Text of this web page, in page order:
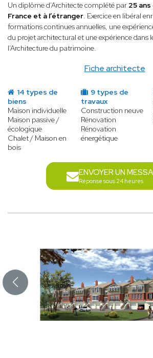
Fiche architecte
Un diplôme d’Architecte complété par 25 ans
France et à l’étranger. Exercice en libéral
formations continues annuelles, une
du projet architectural et une expérience dans
l’Architecture du patrimoine.
14 types de
biens
Maison individuelle
Maison passive /
écologique
Chalet / Maison en
bois
9 types de
travaux
Construction neuve
Rénovation
Rénovation
énergétique
ENVOYER UN
Réponse sous 24 heures